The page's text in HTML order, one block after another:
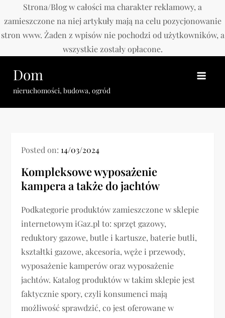
Strona/Blog w całości ma charakter reklamowy, a
zamieszczone na niej artykuły mają na celu pozycjonowanie
stron www. Żaden z wpisów nie pochodzi od użytkowników, a
wszystkie zostały opłacone.
content
Dom
nieruchomości, budowa, ogród
Posted on: 14/03/2024
Kompleksowe wyposażenie
kampera a także do jachtów
Podkategorie produktów zamieszczone w sklepie
internetowym iGaz.pl to: sprzęt gazowy,
reduktory gazowe, butle i kartusze, baterie butli,
kształtki gazowe, akcesoria, węże i przewody,
wyposażenie kamperów oraz wyposażenie
jachtów. Katalog produktów w takim sklepie jest
faktycznie spory, czyli konsumenci mają
możliwość sprawdzić, co jest oferowane w